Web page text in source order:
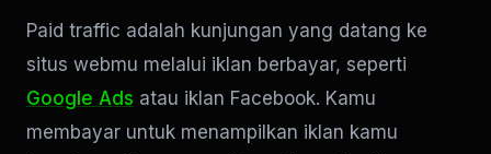
Paid traffic adalah kunjungan yang datang ke
situs webmu melalui iklan berbayar, seperti
Google Ads atau iklan Facebook. Kamu
membayar untuk menampilkan iklan kamu